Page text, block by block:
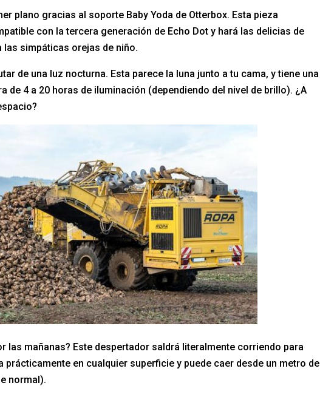
plano gracias al soporte Baby Yoda de Otterbox. Esta pieza
con la tercera generación de Echo Dot y hará las delicias de
las simpáticas orejas de niño.
de una luz nocturna. Esta parece la luna junto a tu cama, y tiene una
de 4 a 20 horas de iluminación (dependiendo del nivel de brillo). ¿A
las mañanas? Este despertador saldrá literalmente corriendo para
prácticamente en cualquier superficie y puede caer desde un metro de
normal).